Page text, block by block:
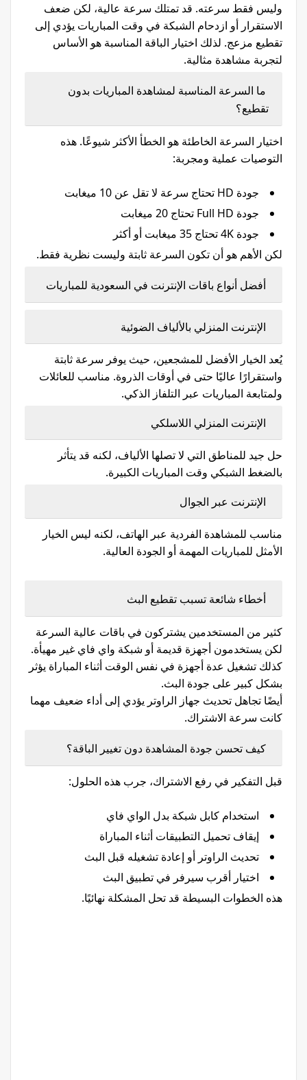
وليس فقط سرعته. قد تمتلك سرعة عالية، لكن ضعف
الاستقرار أو ازدحام الشبكة في وقت المباريات يؤدي إلى
تقطيع مزعج. لذلك اختيار الباقة المناسبة هو الأساس
لتجربة مشاهدة مثالية.
ما السرعة المناسبة لمشاهدة المباريات بدون
تقطيع؟
اختيار السرعة الخاطئة هو الخطأ الأكثر شيوعًا. هذه
التوصيات عملية ومجربة:
جودة HD تحتاج سرعة لا تقل عن 10 ميغابت
جودة Full HD تحتاج 20 ميغابت
جودة 4K تحتاج 35 ميغابت أو أكثر
لكن الأهم هو أن تكون السرعة ثابتة وليست نظرية فقط.
أفضل أنواع باقات الإنترنت في السعودية للمباريات
الإنترنت المنزلي بالألياف الضوئية
يُعد الخيار الأفضل للمشجعين، حيث يوفر سرعة ثابتة
واستقرارًا عاليًا حتى في أوقات الذروة. مناسب للعائلات
ولمتابعة المباريات عبر التلفاز الذكي.
الإنترنت المنزلي اللاسلكي
حل جيد للمناطق التي لا تصلها الألياف، لكنه قد يتأثر
بالضغط الشبكي وقت المباريات الكبيرة.
الإنترنت عبر الجوال
مناسب للمشاهدة الفردية عبر الهاتف، لكنه ليس الخيار
الأمثل للمباريات المهمة أو الجودة العالية.
أخطاء شائعة تسبب تقطيع البث
كثير من المستخدمين يشتركون في باقات عالية السرعة
لكن يستخدمون أجهزة قديمة أو شبكة واي فاي غير مهيأة.
كذلك تشغيل عدة أجهزة في نفس الوقت أثناء المباراة يؤثر
بشكل كبير على جودة البث.
أيضًا تجاهل تحديث جهاز الراوتر يؤدي إلى أداء ضعيف مهما
كانت سرعة الاشتراك.
كيف تحسن جودة المشاهدة دون تغيير الباقة؟
قبل التفكير في رفع الاشتراك، جرب هذه الحلول:
استخدام كابل شبكة بدل الواي فاي
إيقاف تحميل التطبيقات أثناء المباراة
تحديث الراوتر أو إعادة تشغيله قبل البث
اختيار أقرب سيرفر في تطبيق البث
هذه الخطوات البسيطة قد تحل المشكلة نهائيًا.